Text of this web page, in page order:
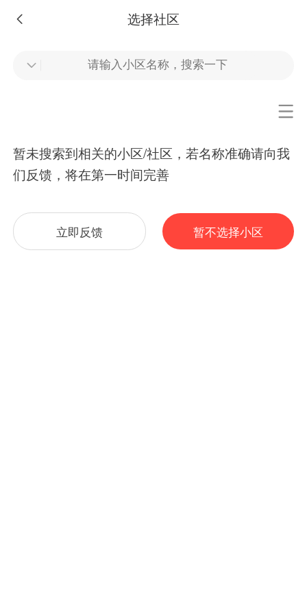
选择社区
暂未搜索到相关的小区/社区，若名称准确请向我
们反馈，将在第一时间完善
立即反馈 暂不选择小区